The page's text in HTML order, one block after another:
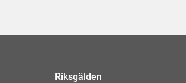
Riksgälden